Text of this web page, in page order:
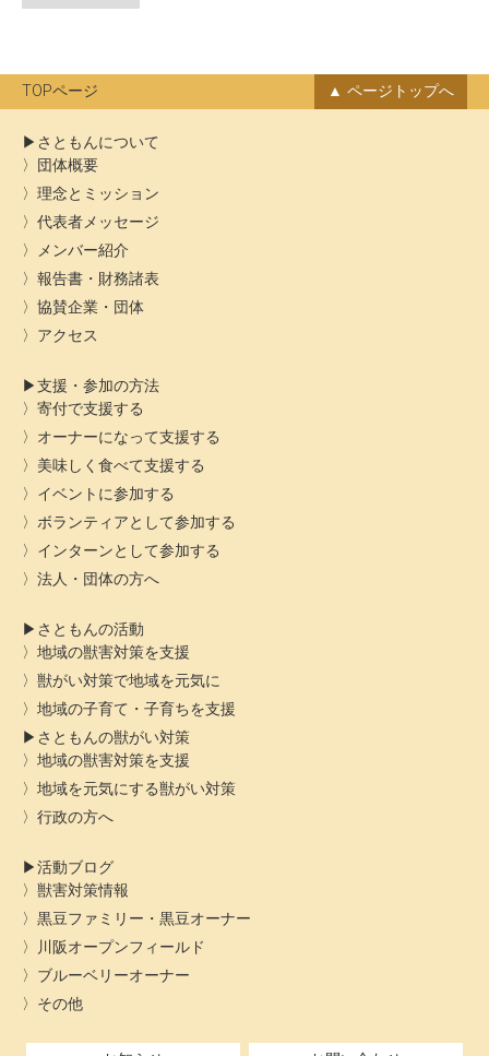
ー
ブ
TOPページ ページトップへ
さともんについて
団体概要
理念とミッション
代表者メッセージ
メンバー紹介
報告書・財務諸表
協賛企業・団体
アクセス
支援・参加の方法
寄付で支援する
オーナーになって支援する
美味しく食べて支援する
イベントに参加する
ボランティアとして参加する
インターンとして参加する
法人・団体の方へ
さともんの活動
地域の獣害対策を支援
獣がい対策で地域を元気に
地域の子育て・子育ちを支援
さともんの獣がい対策
地域の獣害対策を支援
地域を元気にする獣がい対策
行政の方へ
活動ブログ
獣害対策情報
黒豆ファミリー・黒豆オーナー
川阪オープンフィールド
ブルーベリーオーナー
その他